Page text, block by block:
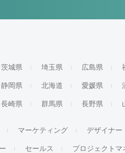
茨城県 埼玉県 広島県
静岡県 北海道 愛媛県
長崎県 群馬県 長野県
マーケティング デザイナー
セールス プロジェクトマ